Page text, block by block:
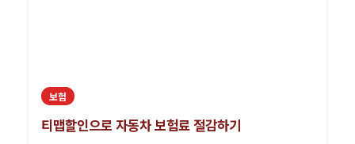
보험
티맵할인으로 자동차 보험료 절감하기